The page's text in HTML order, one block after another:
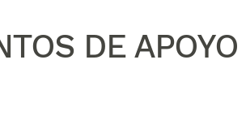
DE APOYO​​